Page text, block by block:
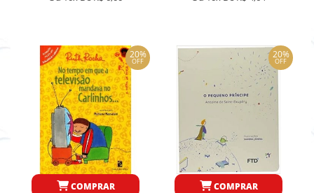
20%
OFF
COMPRAR
20%
OFF
COMPRAR